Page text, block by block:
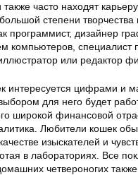
часто находят
степени творчества
программист, дизайнер
компьютеров, специалист
или редактор
интересуется цифрами и
для него будет
широкой финансовой
Любители кошек
изыскателей и
в лабораториях. Все
четвероногих